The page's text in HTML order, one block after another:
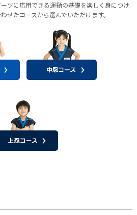
ツに応用できる運動の基礎を楽しく身につけ
せたコースから選んでいただけます。